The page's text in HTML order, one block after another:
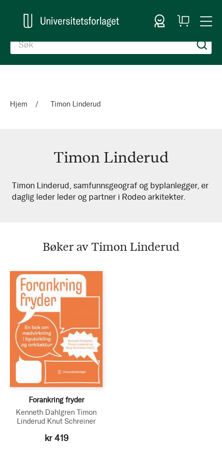
Logg inn
Handlekurv
Hjem Timon Linderud
Timon Linderud
Timon
Linderud
Timon Linderud, samfunnsgeograf og byplanlegger, er
daglig leder leder og partner i Rodeo arkitekter.
Bøker av Timon Linderud
Forankring fryder
Kenneth Dahlgren Timon
Linderud Knut Schreiner
kr 419